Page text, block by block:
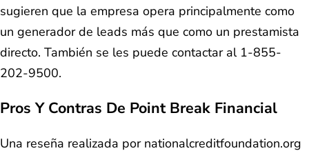
sugieren que la empresa opera principalmente como
un generador de leads más que como un prestamista
directo. También se les puede contactar al 1-855-
202-9500.
Pros Y Contras De Point Break Financial
Una reseña realizada por nationalcreditfoundation.org